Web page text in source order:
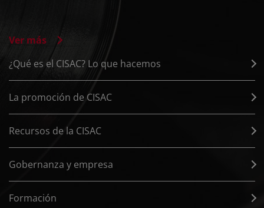
Ver más
¿Qué es el CISAC? Lo que hacemos
La promoción de CISAC
Recursos de la CISAC
Gobernanza y empresa
Formación